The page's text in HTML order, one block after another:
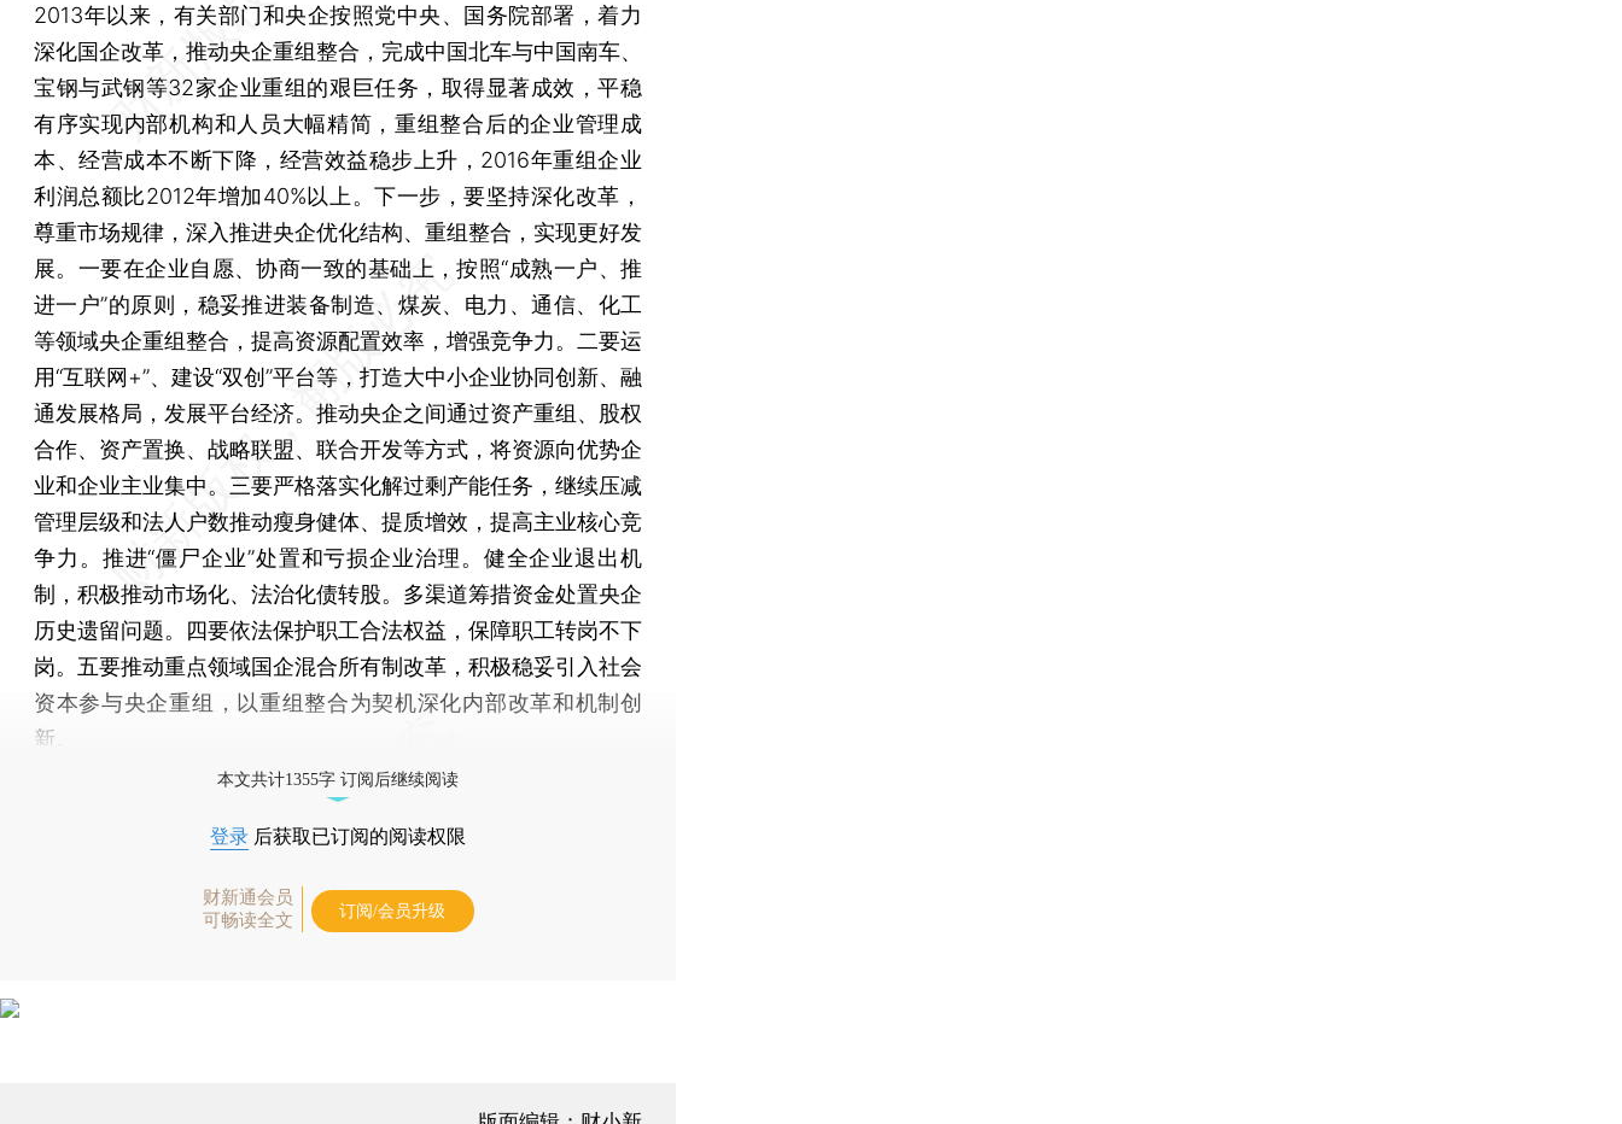
2013年以来，有关部门和央企按照党中央、国务院部署，着力
深化国企改革，推动央企重组整合，完成中国北车与中国南车、
宝钢与武钢等32家企业重组的艰巨任务，取得显著成效，平稳
有序实现内部机构和人员大幅精简，重组整合后的企业管理成
本、经营成本不断下降，经营效益稳步上升，2016年重组企业
利润总额比2012年增加40%以上。下一步，要坚持深化改革，
尊重市场规律，深入推进央企优化结构、重组整合，实现更好发
展。一要在企业自愿、协商一致的基础上，按照“成熟一户、推
进一户”的原则，稳妥推进装备制造、煤炭、电力、通信、化工
等领域央企重组整合，提高资源配置效率，增强竞争力。二要运
用“互联网+”、建设“双创”平台等，打造大中小企业协同创新、融
通发展格局，发展平台经济。推动央企之间通过资产重组、股权
合作、资产置换、战略联盟、联合开发等方式，将资源向优势企
业和企业主业集中。三要严格落实化解过剩产能任务，继续压减
管理层级和法人户数推动瘦身健体、提质增效，提高主业核心竞
争力。推进“僵尸企业”处置和亏损企业治理。健全企业退出机
制，积极推动市场化、法治化债转股。多渠道筹措资金处置央企
历史遗留问题。四要依法保护职工合法权益，保障职工转岗不下
岗。五要推动重点领域国企混合所有制改革，积极稳妥引入社会
资本参与央企重组，以重组整合为契机深化内部改革和机制创
新。
本文共计1355字 订阅后继续阅读
登录 后获取已订阅的阅读权限
财新通会员
可畅读全文
订阅/会员升级